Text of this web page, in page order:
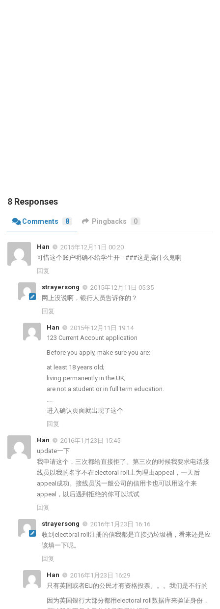
8 Responses
Comments 8 Pingbacks 0
Han
2015年12月11日 00:20
可惜这个账户明确不给学生开- -###这是搞什么鬼啊
回复
strayersong
2015年12月11日 05:35
网上没说啊，银行人员告诉你的？
回复
Han
2015年12月11日 19:14
123 Current Account application
Before you apply, make sure you are:
at least 18 years old;
living permanently in the UK;
are not a student or in full term education.
….
进入确认页面就出现了这个
回复
Han
2016年1月23日 15:45
update一下
我申请这个，三次都给直接拒了。第三次的时候我要求电话接
线员以我的名字不在electoral roll上为理由appeal，一天后
appeal成功。接线员说一般公司的信用卡也可以用这个来
appeal，以后遇到拒绝的你可以试试
回复
strayersong
2016年1月23日 16:16
收到electoral roll注册的信我都是直接扔垃圾桶，看来还是应
该填一下呢。
回复
Han
2016年1月23日 16:29
只有英国或者EU的公民才有资格投票。。。我们是不行的
因为英国银行大部分都用electoral roll数据库来验证身份，